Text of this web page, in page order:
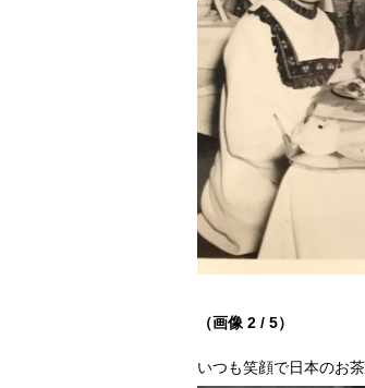
（画像 2 / 5）
いつも笑顔で日本のお